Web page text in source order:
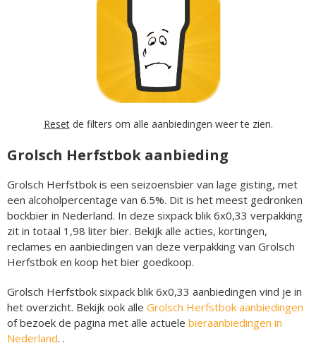
Resetde filters om alle aanbiedingen weer te zien.
Grolsch Herfstbok aanbieding
Grolsch Herfstbok is een seizoensbier van lage gisting, met
een alcoholpercentage van 6.5%. Dit is het meest gedronken
bockbier in Nederland. In deze sixpack blik 6x0,33 verpakking
zit in totaal 1,98 liter bier. Bekijk alle acties, kortingen,
reclames en aanbiedingen van deze verpakking van Grolsch
Herfstbok en koop het bier goedkoop.
Grolsch Herfstbok sixpack blik 6x0,33 aanbiedingen vind je in
het overzicht. Bekijk ook alle Grolsch Herfstbok aanbiedingen
of bezoek de pagina met alle actuele bieraanbiedingen in
Nederland. .